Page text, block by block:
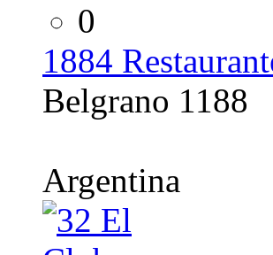
0
1884
Belgrano 1188
Argentina